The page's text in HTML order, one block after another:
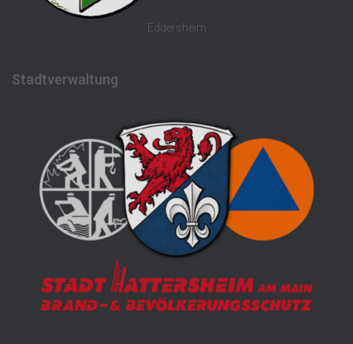
Eddersheim
Stadtverwaltung